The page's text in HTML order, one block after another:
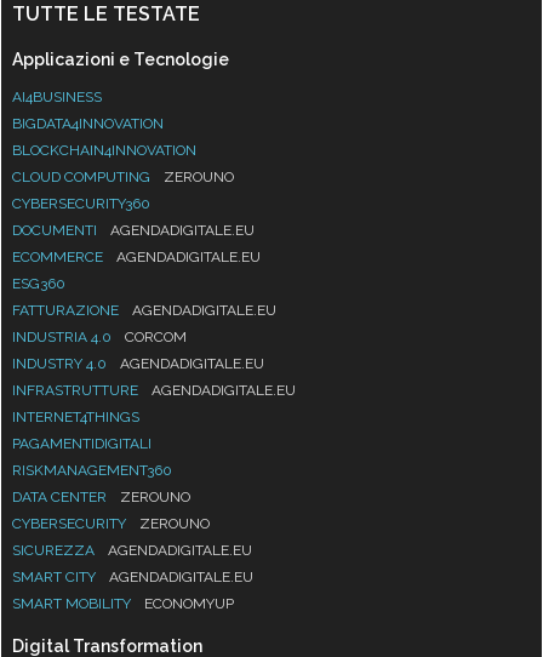
TUTTE LE TESTATE
Applicazioni e Tecnologie
AI4BUSINESS
BIGDATA4INNOVATION
BLOCKCHAIN4INNOVATION
CLOUD COMPUTING
ZEROUNO
CYBERSECURITY360
DOCUMENTI
AGENDADIGITALE.EU
ECOMMERCE
AGENDADIGITALE.EU
ESG360
FATTURAZIONE
AGENDADIGITALE.EU
INDUSTRIA 4.0
CORCOM
INDUSTRY 4.0
AGENDADIGITALE.EU
INFRASTRUTTURE
AGENDADIGITALE.EU
INTERNET4THINGS
PAGAMENTIDIGITALI
RISKMANAGEMENT360
DATA CENTER
ZEROUNO
CYBERSECURITY
ZEROUNO
SICUREZZA
AGENDADIGITALE.EU
SMART CITY
AGENDADIGITALE.EU
SMART MOBILITY
ECONOMYUP
Digital Transformation